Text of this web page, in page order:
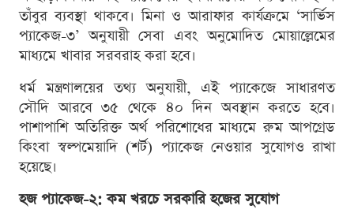
তাঁবুর ব্যবস্থা থাকবে। মিনা ও আরাফার কার্যক্রমে ‘সার্ভিস
প্যাকেজ-৩’ অনুযায়ী সেবা এবং অনুমোদিত মোয়াল্লেমের
মাধ্যমে খাবার সরবরাহ করা হবে।
ধর্ম মন্ত্রণালয়ের তথ্য অনুযায়ী, এই প্যাকেজে সাধারণত
সৌদি আরবে ৩৫ থেকে ৪০ দিন অবস্থান করতে হবে।
পাশাপাশি অতিরিক্ত অর্থ পরিশোধের মাধ্যমে রুম আপগ্রেড
কিংবা স্বল্পমেয়াদি (শর্ট) প্যাকেজ নেওয়ার সুযোগও রাখা
হয়েছে।
হজ প্যাকেজ-২: কম খরচে সরকারি হজের সুযোগ